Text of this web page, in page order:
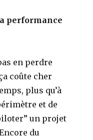
performance
en perdre
coûte cher
plus qu’à
et de
un projet
du